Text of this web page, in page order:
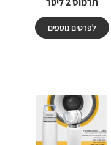
לפרטים נוספים